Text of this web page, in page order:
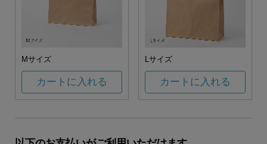
Mサイズ
カートに入れる
Lサイズ
カートに入れる